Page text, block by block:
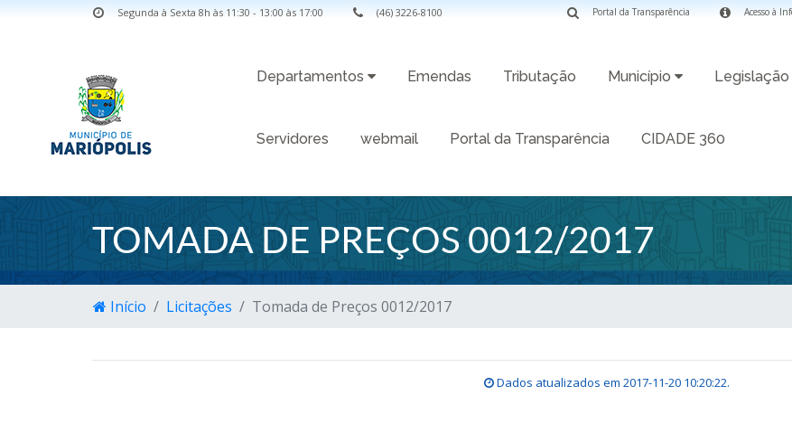
Segunda à Sexta 8h às 11:30 - 13:00 às 17:00 (46) 3226-8100 Acesso à
Portal da Transparência
Departamentos Emendas Tributação Município Legislação
Servidores webmail Portal da Transparência CIDADE 360
TOMADA DE PREÇOS 0012/2017
Início Licitações Tomada de Preços 0012/2017
Dados atualizados em 2017-11-20 10:20:22.